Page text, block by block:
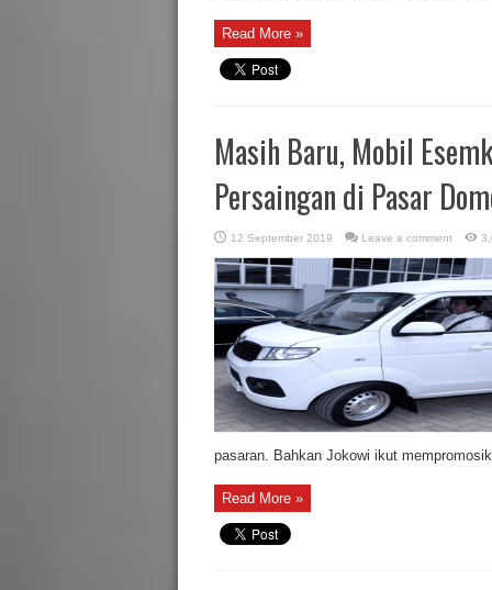
Read More »
Masih Baru, Mobil
Persaingan di Pasar
12 September 2019 Leave a comment
pasaran. Bahkan Jokowi ikut
Read More »